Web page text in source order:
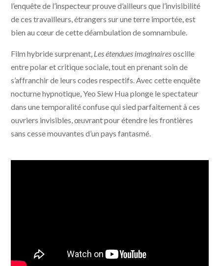
l’enquête de l’inspecteur prouve d’ailleurs que l’invisibilité
de ces travailleurs, étrangers sur une terre importée, est
bien au cœur de cette déambulation de somnambule.
Film hybride surprenant, Les étendues imaginairesoscille
entre polar et critique sociale, tout en prenant soin de
s’affranchir de leurs codes respectifs. Avec cette enquête
nocturne hypnotique, Yeo Siew Hua plonge le spectateur
dans une temporalité confuse qui sied parfaitement à ces
ouvriers invisibles, œuvrant pour étendre les frontières
sans cesse mouvantes d’un pays fantasmé.